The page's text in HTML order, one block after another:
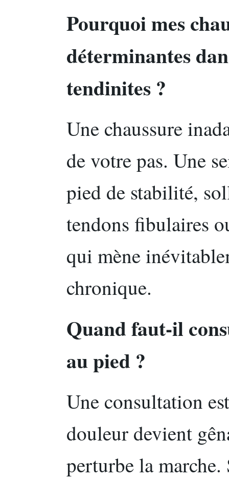
Pourquoi mes
déterminantes
tendinites ?
Une chaussure
de votre pas. Une
pied de stabilité,
tendons fibulaires
qui mène
chronique.
Quand faut-il
au pied ?
Une consultation
douleur devient
perturbe la